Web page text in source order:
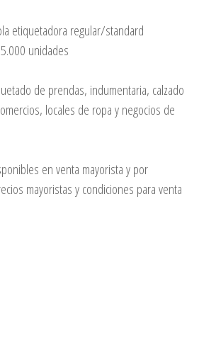
etiquetadora regular/standard
5.000 unidades
de prendas, indumentaria, calzado
locales de ropa y negocios de
en venta mayorista y por
mayoristas y condiciones para venta